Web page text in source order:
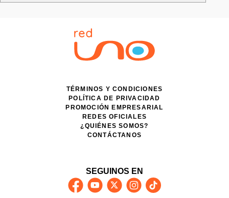
TÉRMINOS Y CONDICIONES
POLÍTICA DE PRIVACIDAD
PROMOCIÓN EMPRESARIAL
REDES OFICIALES
¿QUIÉNES SOMOS?
CONTÁCTANOS
SEGUINOS EN